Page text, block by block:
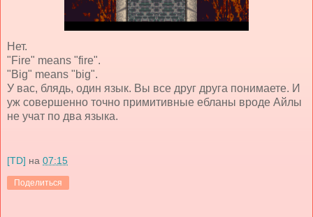
Нет.
"Fire" means "fire".
"Big" means "big".
У вас, блядь, один язык. Вы все друг друга понимаете. И
уж совершенно точно примитивные ебланы вроде Айлы
не учат по два языка.
[TD] на 07:15
Поделиться